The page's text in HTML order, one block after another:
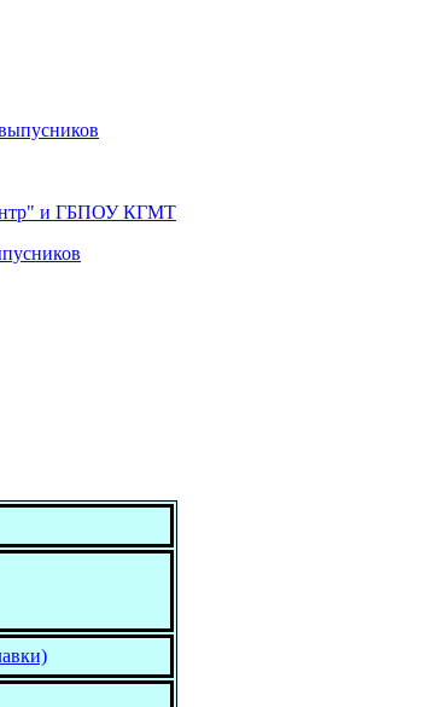
и ГБПОУ КГМТ